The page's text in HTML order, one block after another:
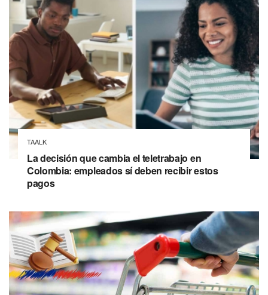
TAALK
La decisión que cambia el teletrabajo en
Colombia: empleados sí deben recibir estos
pagos